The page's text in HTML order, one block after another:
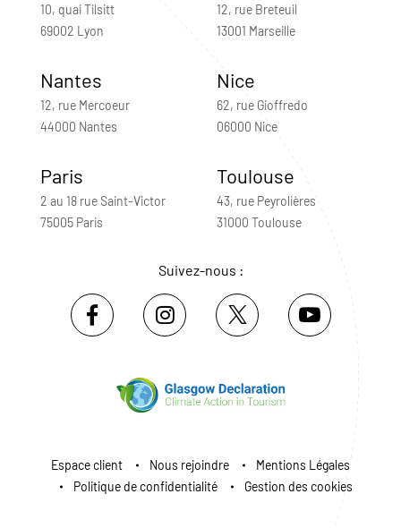
10, quai Tilsitt
69002 Lyon
12, rue Breteuil
13001 Marseille
Nantes
12, rue Mercoeur
44000 Nantes
Nice
62, rue Gioffredo
06000 Nice
Paris
2 au 18 rue Saint-Victor
75005 Paris
Toulouse
43, rue Peyrolières
31000 Toulouse
Suivez-nous :
Espace client Nous rejoindre
Mentions Légales
Politique de confidentialité
Gestion des cookies